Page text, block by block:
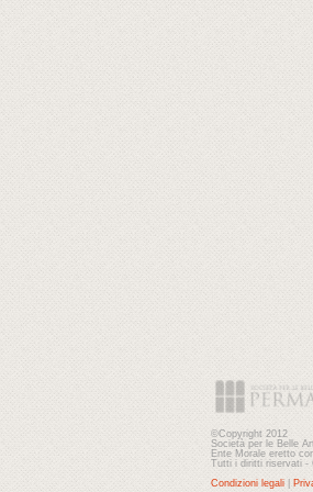
©Copyright 2012
Società per le Belle
Ente Morale eretto
Tutti i diritti riservati -
Condizioni legali